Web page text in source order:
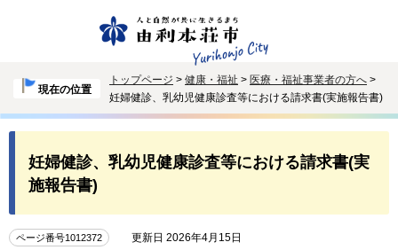
現在の位置
トップページ > 健康・福祉 > 医療・福祉事業者の方へ >
妊婦健診、乳幼児健康診査等における請求書(実施報告書)
妊婦健診、乳幼児健康診査等における請求書(実
施報告書)
ページ番号1012372 更新日 2026年4月15日